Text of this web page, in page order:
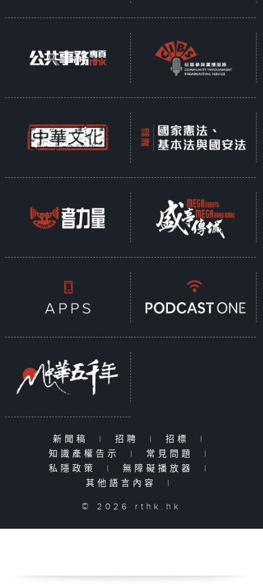
新聞稿 | 招聘 | 招標
|
知識產權告示
| 常見問題
|
私隱政策
| 無障礙播放器
|
其他語言內容
|
© 2026 rthk.hk